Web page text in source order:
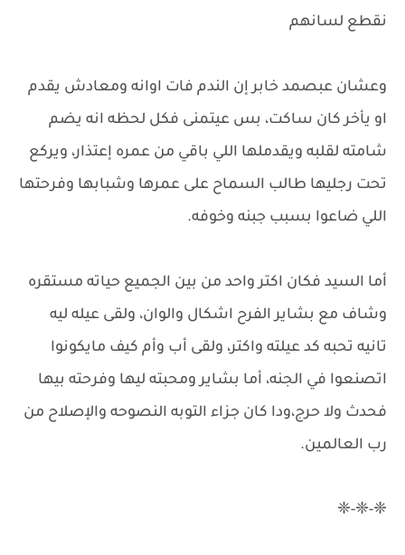
نقطع لسانهم
وعشان عبصمد خابر إن الندم فات اوانه ومعادش يقدم
او يأخر كان ساكت، بس عيتمنى فكل لحظه انه يضم
شامته لقلبه ويقدملها اللي باقي من عمره إعتذار، ويركع
تحت رجليها طالب السماح على عمرها وشبابها وفرحتها
اللي ضاعوا بسبب جبنه وخوفه.
أما السيد فكان اكتر واحد من بين الجميع حياته مستقره
وشاف مع بشاير الفرح اشكال والوان، ولقى عيله ليه
تانيه تحبه كد عيلته واكتر، ولقى أب وأم كيف مايكونوا
اتصنعوا في الجنه، أما بشاير ومحبته ليها وفرحته بيها
فحدث ولا حرج،ودا كان جزاء التوبه النصوحه والإصلاح من
رب العالمين.
❈-❈-❈